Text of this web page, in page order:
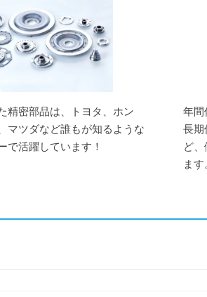
精密部品は、トヨタ、ホン
マツダなど誰もが知るような
で活躍しています！
年間
長期
ど
ます